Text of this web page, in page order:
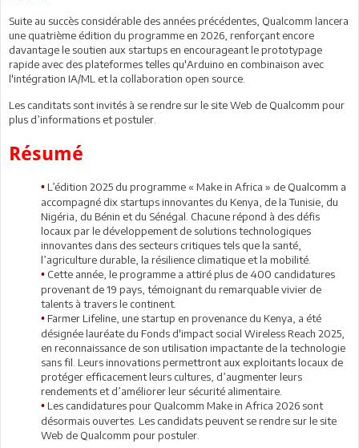
Suite au succès considérable des années précédentes, Qualcomm lancera
une quatrième édition du programme en 2026, renforçant encore
davantage le soutien aux startups en encourageant le prototypage
rapide avec des plateformes telles qu'Arduino en combinaison avec
l'intégration IA/ML et la collaboration open source.
Les canditats sont invités à se rendre sur le site Web de Qualcomm pour
plus d’informations et postuler.
Résumé
• L’édition 2025 du programme « Make in Africa » de Qualcomm a
accompagné dix startups innovantes du Kenya, de la Tunisie, du
Nigéria, du Bénin et du Sénégal. Chacune répond à des défis
locaux par le développement de solutions technologiques
innovantes dans des secteurs critiques tels que la santé,
l’agriculture durable, la résilience climatique et la mobilité.
• Cette année, le programme a attiré plus de 400 candidatures
provenant de 19 pays, témoignant du remarquable vivier de
talents à travers le continent.
• Farmer Lifeline, une startup en provenance du Kenya, a été
désignée lauréate du Fonds d'impact social Wireless Reach 2025,
en reconnaissance de son utilisation impactante de la technologie
sans fil. Leurs innovations permettront aux exploitants locaux de
protéger efficacement leurs cultures, d’augmenter leurs
rendements et d’améliorer leur sécurité alimentaire.
• Les candidatures pour Qualcomm Make in Africa 2026 sont
désormais ouvertes. Les candidats peuvent se rendre sur le site
Web de Qualcomm pour postuler.